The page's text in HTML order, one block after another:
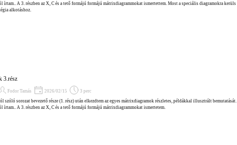
írtam.. A 3. részben az X, C és a tető formájú formájú mátrixdiagrammokat ismertettem. Most a speciális diagramokra kerüls
alkotáshoz.
3.rész
Fodor Tamás 2026/02/15
3 perc
szóló sorozat bevezető része (1. rész) után elkezdtem az egyes mátrixdiagramok részletes, példákkal illusztrált
írtam.. A 3. részben az X, C és a tető formájú formájú mátrixdiagrammokat ismertetem.